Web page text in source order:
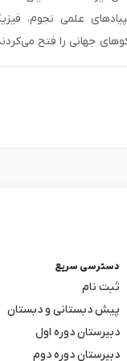
علمی نجوم،
جهانی را فتح
و پژوهش رسید تا
دسترسی سریع
ثبت نام
پیش دبستانی و دبستان
دبیرستان دوره اول
دبیرستان دوره دوم